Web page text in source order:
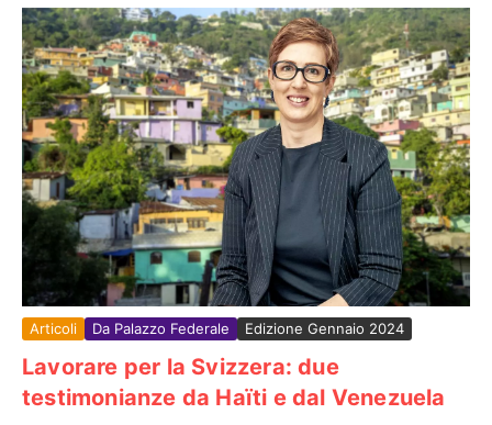
Articoli Da Palazzo Federale Edizione Gennaio 2024
Lavorare per la Svizzera: due
testimonianze da Haïti e dal Venezuela